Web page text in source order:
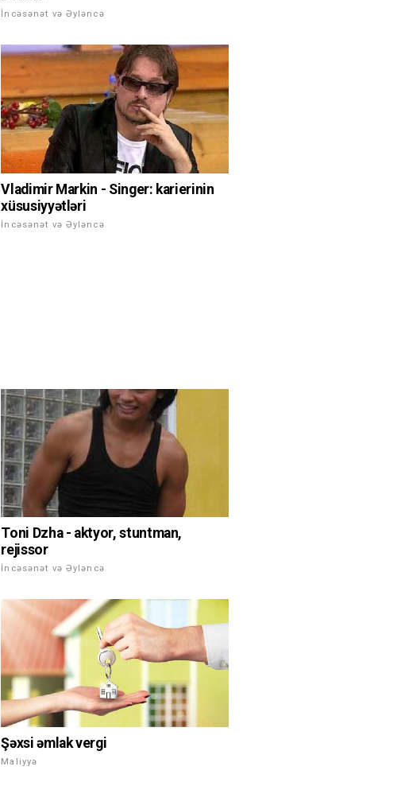
İncəsənət və Əyləncə
Vladimir Markin - Singer: karierinin
xüsusiyyətləri
İncəsənət və Əyləncə
Toni Dzha - aktyor, stuntman,
rejissor
İncəsənət və Əyləncə
Şəxsi əmlak vergi
Maliyyə